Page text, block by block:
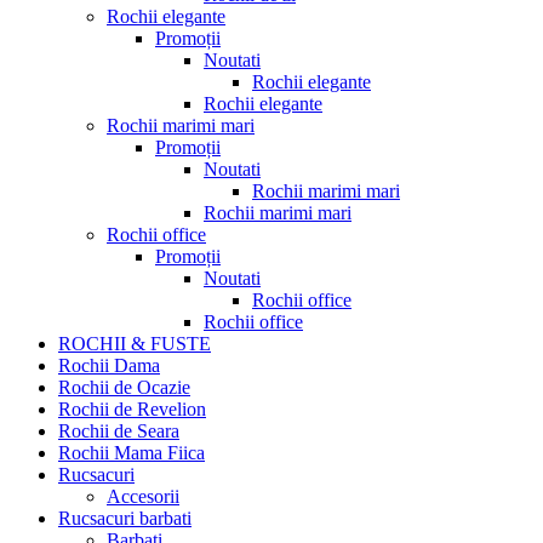
Rochii elegante
Promoții
Noutati
Rochii elegante
Rochii elegante
Rochii marimi mari
Promoții
Noutati
Rochii marimi mari
Rochii marimi mari
Rochii office
Promoții
Noutati
Rochii office
Rochii office
ROCHII & FUSTE
Rochii Dama
Rochii de Ocazie
Rochii de Revelion
Rochii de Seara
Rochii Mama Fiica
Rucsacuri
Accesorii
Rucsacuri barbati